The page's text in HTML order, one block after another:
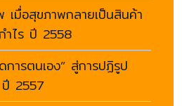
เมื่อสุขภาพกลายเป็นสินค้า
ำไร ปี 2558
ารตนเอง” สู่การปฏิรูป
ปี 2557